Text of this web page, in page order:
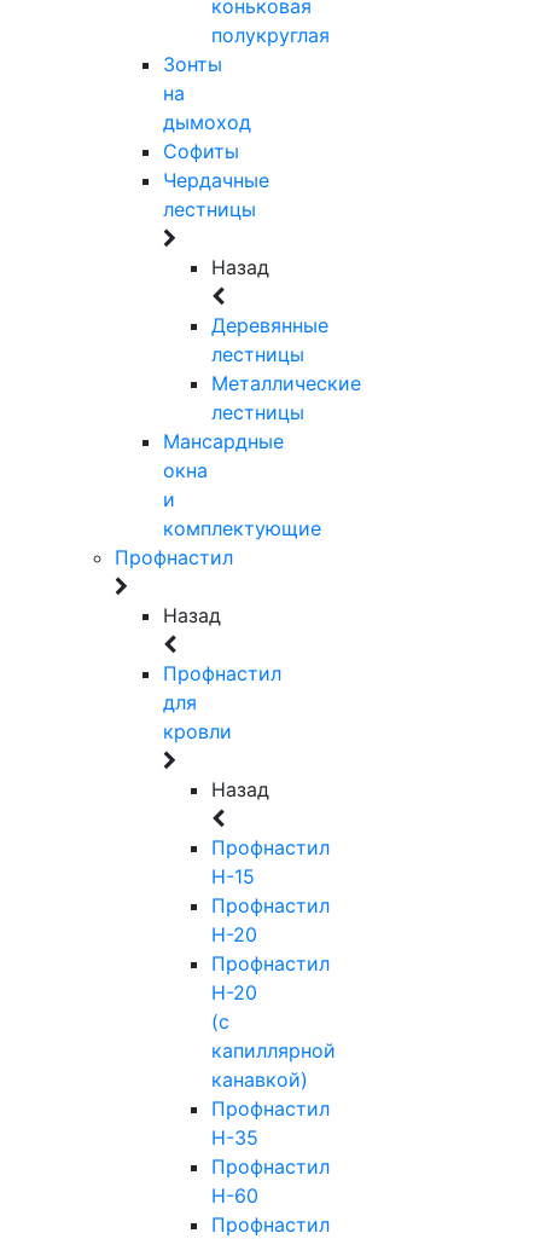
коньковая
полукруглая
Зонты
на
дымоход
Софиты
Чердачные
лестницы
Назад
Деревянные
лестницы
Металлические
лестницы
Мансардные
окна
и
комплектующие
Профнастил
Назад
Профнастил
для
кровли
Назад
Профнастил
Н-15
Профнастил
Н-20
Профнастил
Н-20
(с
капиллярной
канавкой)
Профнастил
Н-35
Профнастил
Н-60
Профнастил